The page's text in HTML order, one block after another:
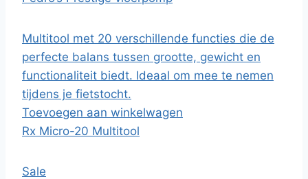
Multitool met 20 verschillende functies die de
perfecte balans tussen grootte, gewicht en
functionaliteit biedt. Ideaal om mee te nemen
tijdens je fietstocht.
Toevoegen aan winkelwagen
Rx Micro-20 Multitool
Sale